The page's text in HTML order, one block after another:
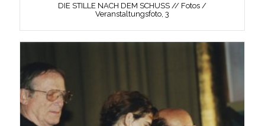
DIE STILLE NACH DEM SCHUSS // Fotos /
Veranstaltungsfoto, 3